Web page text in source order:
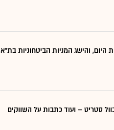
היום, והישג המניות הביטחוניות בת"א
סטריט – ועוד כתבות על השווקים